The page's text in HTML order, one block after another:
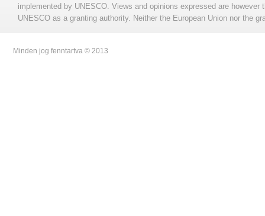
implemented by UNESCO. Views and opinions expressed are
UNESCO as a granting authority. Neither the European Union nor the
Minden jog fenntartva © 2013